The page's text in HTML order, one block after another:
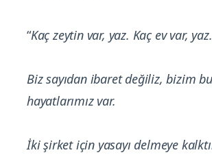
“Kaç zeytin var, yaz. Kaç ev var, yaz.
Biz sayıdan ibaret değiliz, bizim
hayatlarımız var.
İki şirket için yasayı delmeye